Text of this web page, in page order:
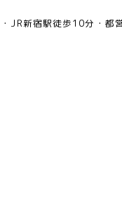
JR新宿駅徒歩10分
都